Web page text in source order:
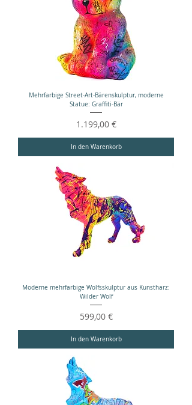
Mehrfarbige Street-Art-Bärenskulptur, moderne
Statue: Graffiti-Bär
Preis
1.199,00 €
In den Warenkorb
Moderne mehrfarbige Wolfsskulptur aus Kunstharz:
Wilder Wolf
Preis
599,00 €
In den Warenkorb